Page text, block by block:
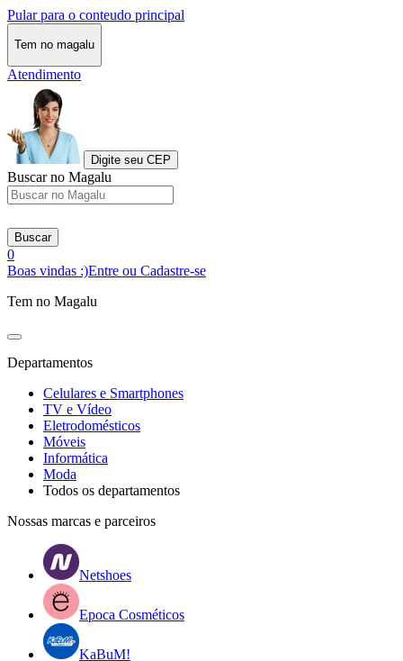
Pular para o conteudo principal
Tem no magalu
Atendimento
Digite seu CEP
Buscar no Magalu
Buscar
0
Boas vindas :)Entre ou Cadastre-se
Tem no Magalu
Departamentos
Celulares e Smartphones
TV e Vídeo
Eletrodomésticos
Móveis
Informática
Moda
Todos os departamentos
Nossas marcas e parceiros
Netshoes
Epoca Cosméticos
KaBuM!